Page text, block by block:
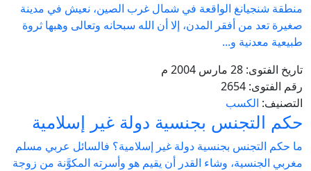
منطقة شنجيانغ الواقعة في شمال غرب الصين، نعيش في مدينة
صغيرة تعد من أفقر المدن، إلا أن الله سبحانه وتعالى وهبها ثروة
طبيعية معدنية و...
تاريخ الفتوى:
رقم الفتوى:
التصنيف: الكسب
حكم التجنس بجنسية دولة غير إسلامية
ما حكم التجنس بجنسية دولة غير إسلامية؟ فالسائل عربي مسلم
مغربي الجنسية، وشاء القدر أن يقيم هو وأسرته المكوَّنة من زوجة